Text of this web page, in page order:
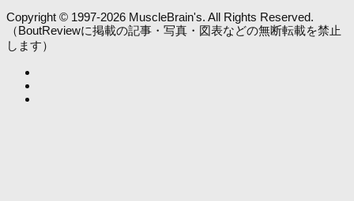
Copyright © 1997-2026 MuscleBrain's. All Rights Reserved.
（BoutReviewに掲載の記事・写真・図表などの無断転載を禁止
します）